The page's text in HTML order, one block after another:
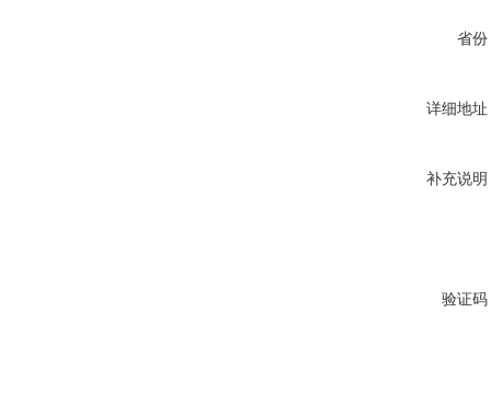
省份
详细地址
补充说明
验证码